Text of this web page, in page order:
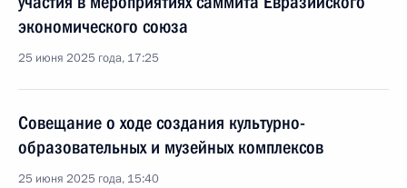
экономического союза
25 июня 2025 года, 17:25
Совещание о ходе создания культурно-
образовательных и музейных комплексов
25 июня 2025 года, 15:40